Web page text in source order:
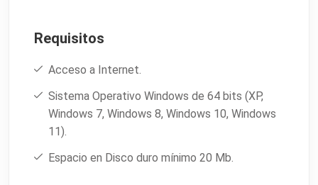
Requisitos
Acceso a Internet.
Sistema Operativo Windows de 64 bits (XP,
Windows 7, Windows 8, Windows 10, Windows
11).
Espacio en Disco duro mínimo 20 Mb.